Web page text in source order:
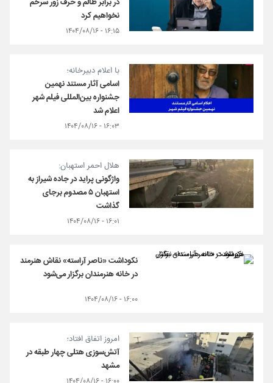
نخواهیم کرد
۱۶:۱۵ - ۱۴۰۴/۰۸/۱۶
با اعلام دبیرخانه؛
اسامی آثار مستند نهمین
جشنواره بین‌المللی فیلم شهر
اعلام شد
۱۶:۰۳ - ۱۴۰۴/۰۸/۱۶
هلال احمر استهبان:
واژگونی پراید در جاده شیراز به
استهبان ۵ مصدوم برجای
گذاشت
۱۶:۰۱ - ۱۴۰۴/۰۸/۱۶
نکوداشت «ناصر آراسته» نقاش هنرمند
در خانه هنرمندان برگزار می‌شود
۱۶:۰۰ - ۱۴۰۴/۰۸/۱۶
امروز اتفاق افتاد؛
آتش‌سوزی هتلی چهار طبقه در
مشهد